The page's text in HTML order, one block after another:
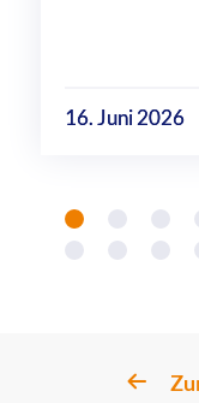
16. Juni 2026